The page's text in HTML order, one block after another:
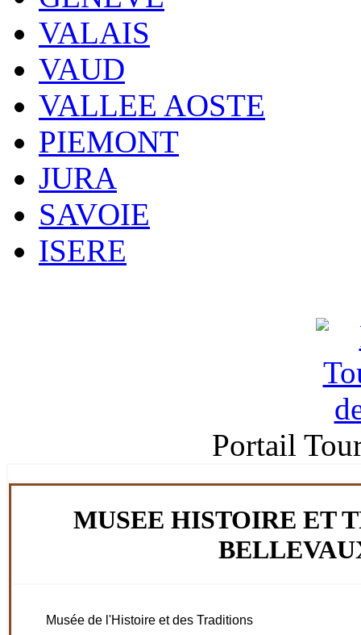
VALAIS
VAUD
VALLEE AOSTE
PIEMONT
JURA
SAVOIE
ISERE
Portail
MUSEE HISTOIRE ET
Musée de l'Histoire et des Traditions